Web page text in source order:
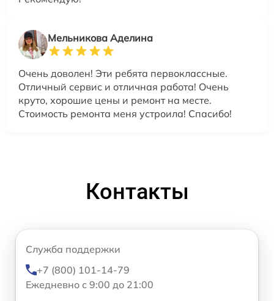
Мельникова Аделина
Очень доволен! Эти ребята первоклассные.
Отличный сервис и отличная работа! Очень
круто, хорошие цены и ремонт на месте.
Стоимость ремонта меня устроила! Спасибо!
Контакты
Служба поддержки
+7 (800) 101-14-79
Ежедневно с 9:00 до 21:00